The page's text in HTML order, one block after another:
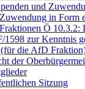
und
in Form
Ö 10.3.2:
zur Kenntnis
die AfD
der
Sitzung